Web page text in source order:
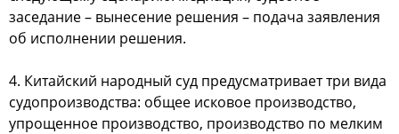
заседание – вынесение решения – подача заявления
об исполнении решения.
4. Китайский народный суд предусматривает три вида
судопроизводства: общее исковое производство,
упрощенное производство, производство по мелким